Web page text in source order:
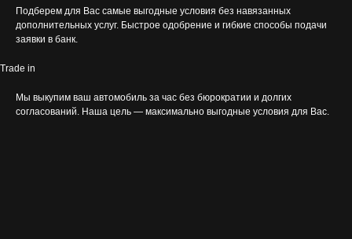
Подберем для Вас самые выгодные условия без навязанных
дополнительных услуг. Быстрое одобрение и гибкие способы подачи
заявки в банк.
Trade in
Мы выкупим ваш автомобиль за час без бюрократии и долгих
согласований. Наша цель — максимально выгодные условия для Вас.